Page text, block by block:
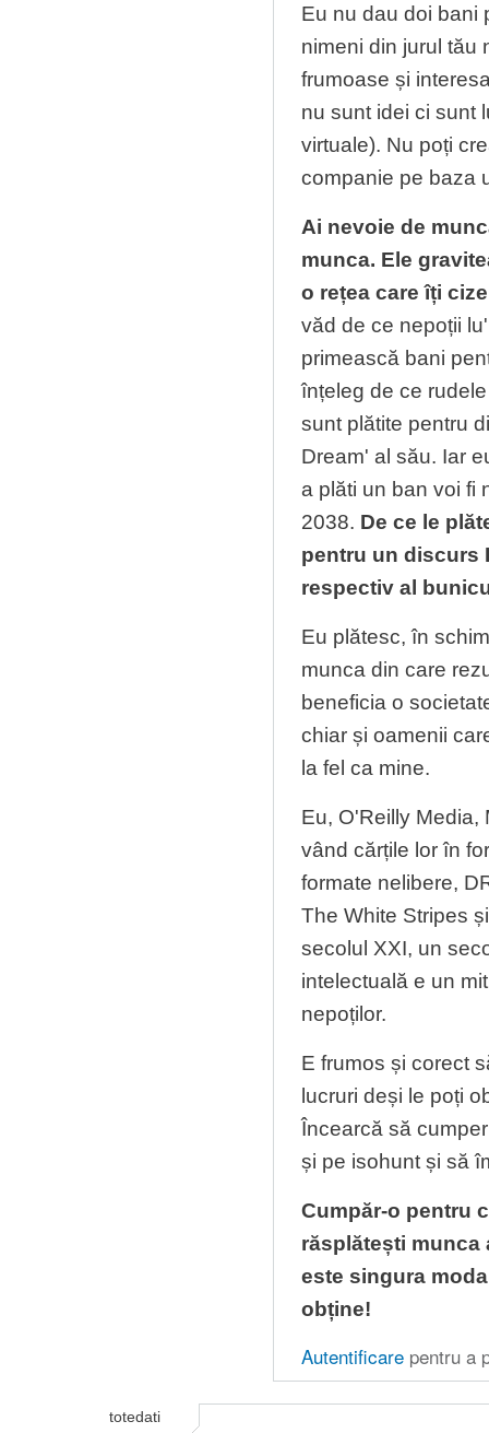
Eu nu dau doi bani
nimeni din jurul tău
frumoase și
nu sunt idei ci sunt
virtuale). Nu poți
companie pe baza
Ai nevoie de
munca. Ele
o rețea care îți
văd de ce nepoții
primească bani
înțeleg de ce
sunt plătite pentru
Dream' al său. Iar
a plăti un ban voi fi
2038. De ce le
pentru un discurs
respectiv al
Eu plătesc, în
munca din care
beneficia o
chiar și oamenii
la fel ca mine.
Eu, O'Reilly Media,
vând cărțile lor în
formate nelibere,
The White Stripes
secolul XXI, un
intelectuală e un
nepoților.
E frumos și corect
lucruri deși le poți
Încearcă să
și pe isohunt și să
Cumpăr-o pentru
răsplătești munca
este singura
obține!
Autentificare pentru a
totedati